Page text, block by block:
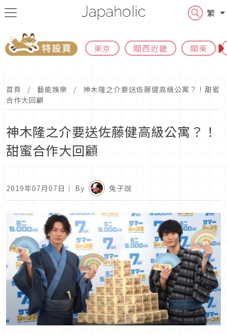
繁
東京 關西近畿 關東
首頁 藝能娛樂
神木隆之介要送佐藤健高級公寓？！甜蜜
合作大回顧
神木隆之介要送佐藤健高級公寓？！
甜蜜合作大回顧
2019年07月07日 ｜ By 兔子說